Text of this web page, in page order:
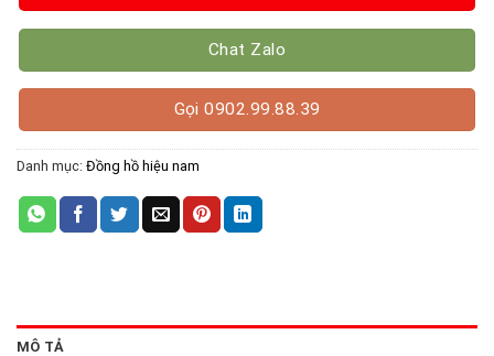
Chat Zalo
Gọi 0902.99.88.39
Danh mục: Đồng hồ hiệu nam
MÔ TẢ